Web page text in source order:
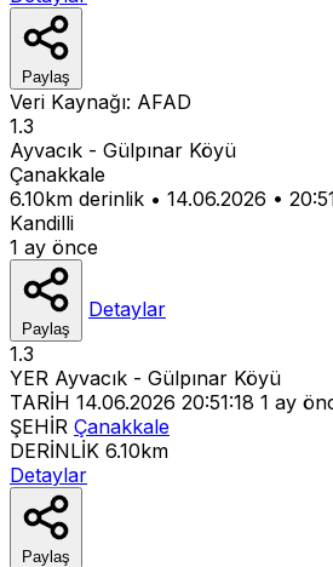
Paylaş
Veri Kaynağı: AFAD
1.3
Ayvacık - Gülpınar Köyü
Çanakkale
6.10km derinlik • 14.06.2026 •
Kandilli
1 ay önce
Paylaş
Detaylar
1.3
YER Ayvacık - Gülpınar Köyü
TARİH 14.06.2026 20:51:18 1 ay
ŞEHİR Çanakkale
DERİNLİK 6.10km
Detaylar
Paylaş